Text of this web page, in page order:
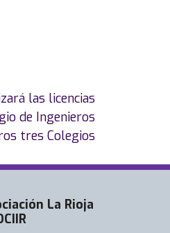
las licencias
de Ingenieros
tres Colegios
La Rioja